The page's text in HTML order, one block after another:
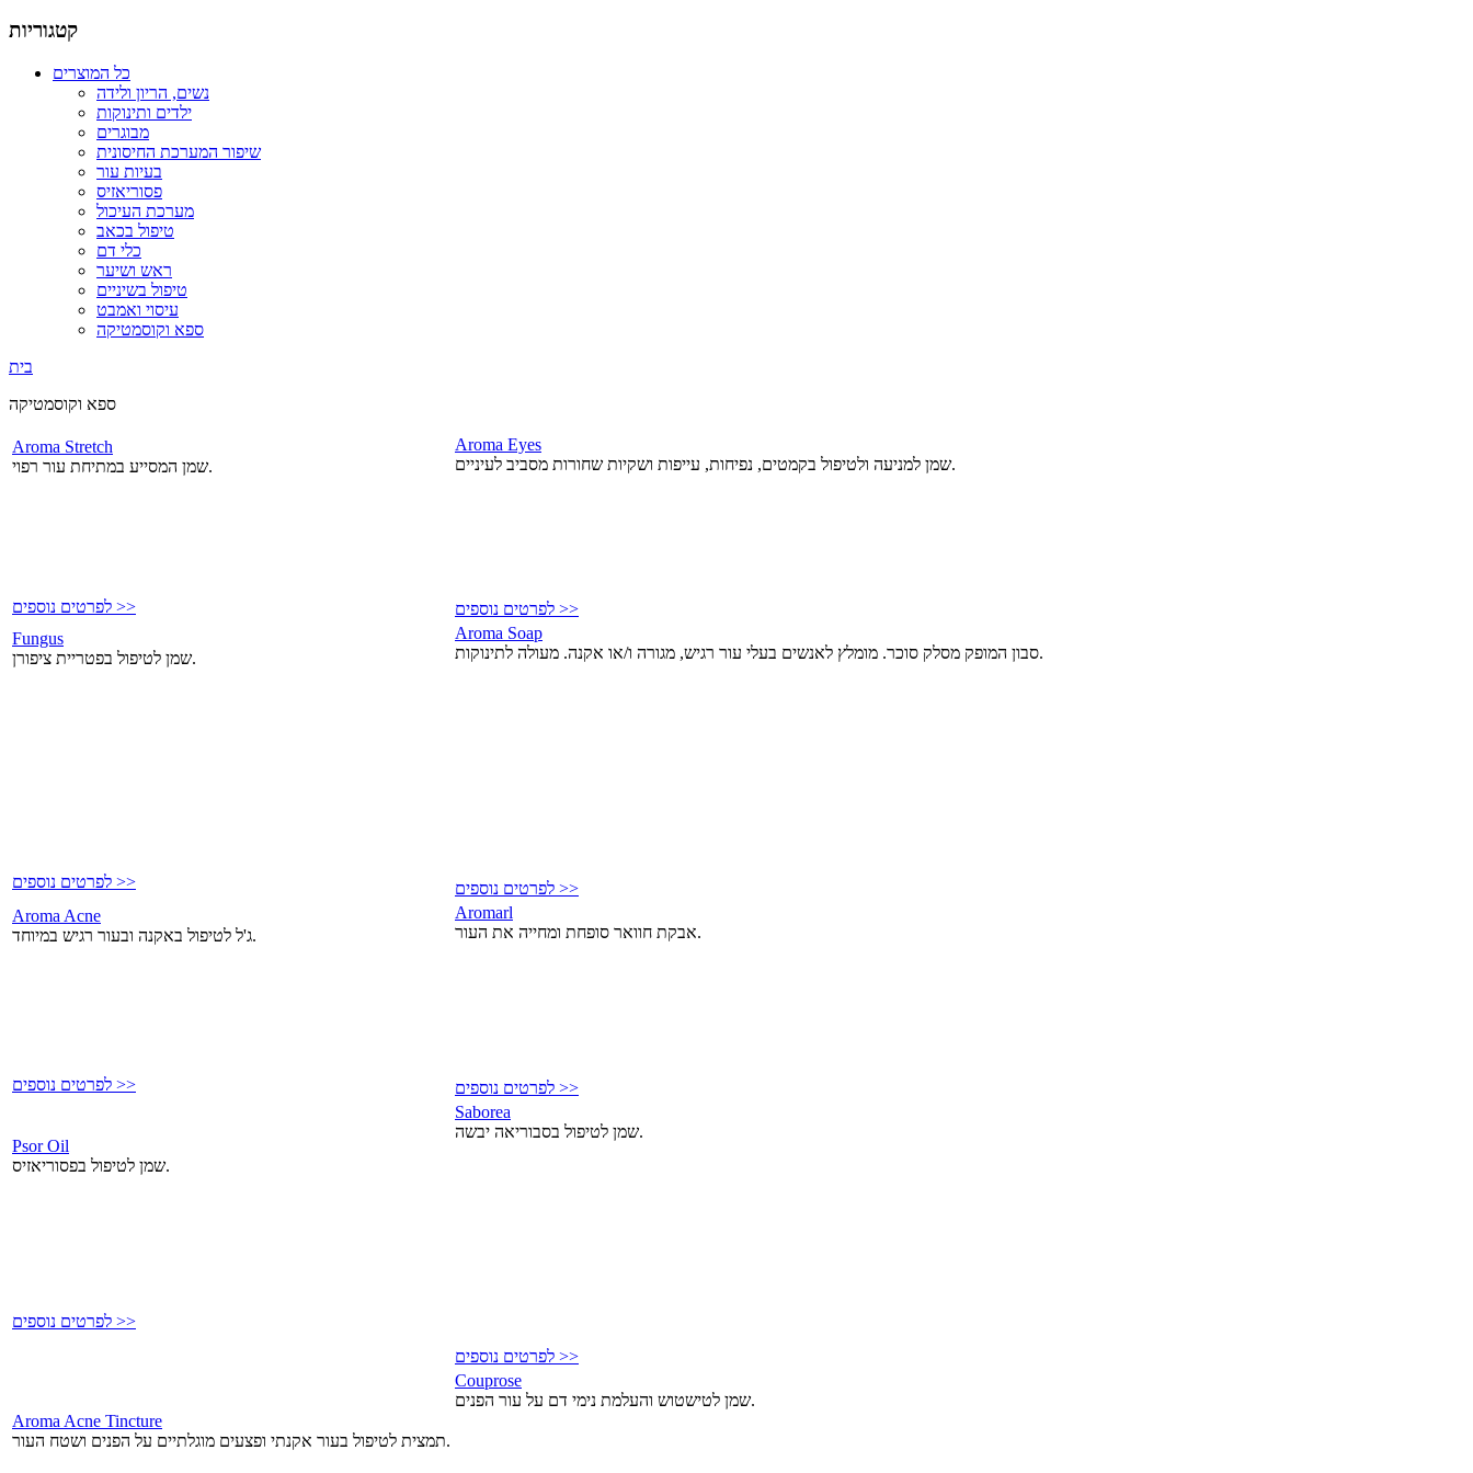
קטגוריות
כל המוצרים
נשים, הריון ולידה
ילדים ותינוקות
מבוגרים
שיפור המערכת החיסונית
בעיות עור
פסוריאזיס
מערכת העיכול
טיפול בכאב
כלי דם
ראש ושיער
טיפול בשיניים
עיסוי ואמבט
ספא וקוסמטיקה
בית
ספא וקוסמטיקה
Aroma Stretch
שמן המסייע במתיחת עור רפוי.
לפרטים נוספים >>
Aroma Eyes
שמן למניעה ולטיפול בקמטים, נפיחות, עייפות ושקיות שחורות מסביב לעיניים.
לפרטים נוספים >>
Fungus
שמן לטיפול בפטריית ציפורן.
לפרטים נוספים >>
Aroma Soap
סבון המופק מסלק סוכר. מומלץ לאנשים בעלי עור רגיש, מגורה ו/או אקנה. מעולה לתינוקות.
לפרטים נוספים >>
Aroma Acne
ג'ל לטיפול באקנה ובעור רגיש במיוחד.
לפרטים נוספים >>
Aromarl
אבקת חוואר סופחת ומחייה את העור.
לפרטים נוספים >>
Psor Oil
שמן לטיפול בפסוריאזיס.
לפרטים נוספים >>
Saborea
שמן לטיפול בסבוריאה יבשה.
לפרטים נוספים >>
Aroma Acne Tincture
תמצית לטיפול בעור אקנתי ופצעים מוגלתיים על הפנים ושטח העור.
Couprose
שמן לטישטוש והעלמת נימי דם על עור הפנים.